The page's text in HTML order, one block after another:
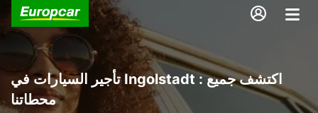
تأجير السيارات في Ingolstadt : اكتشف جميع
محطاتنا